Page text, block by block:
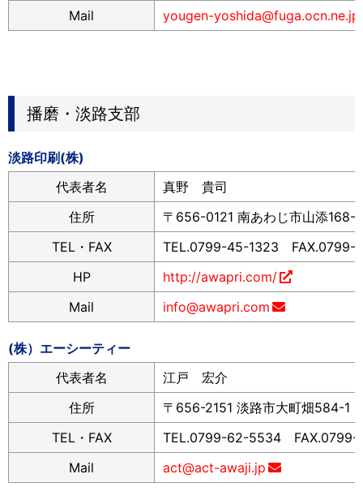
Mail
yougen-yoshida@fuga.ocn.ne.jp
播磨・淡路支部
淡路印刷(株)
代表者名
真野 貴司
住所
〒656-0121 南あわじ市山添168-5
TEL・FAX
TEL.0799-45-1323 FAX.0799-
HP
http://awapri.com/
Mail
info@awapri.com
(株）エーシーティー
代表者名
江戸 宏介
住所
〒656-2151 淡路市大町畑584-1
TEL・FAX
TEL.0799-62-5534 FAX.0799-
Mail
act@act-awaji.jp